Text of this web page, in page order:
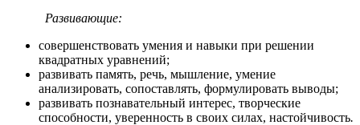
Развивающие:
совершенствовать умения и навыки при решении
квадратных уравнений;
развивать память, речь, мышление, умение
анализировать, сопоставлять, формулировать выводы;
развивать познавательный интерес, творческие
способности, уверенность в своих силах, настойчивость.